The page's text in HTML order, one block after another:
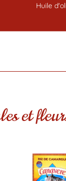
Huile
et